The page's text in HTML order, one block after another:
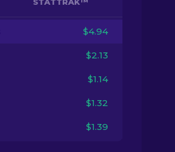
$4.94
$2.13
$1.14
$1.32
$1.39